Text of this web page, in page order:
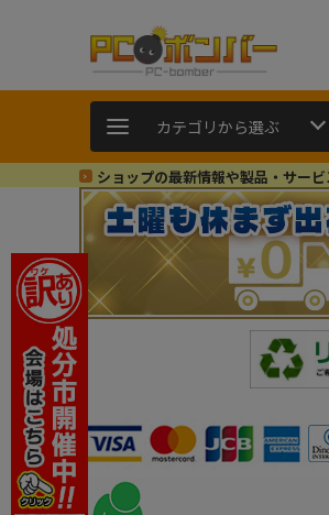
カテゴリから選ぶ
ショップの最新情報や製品・サー